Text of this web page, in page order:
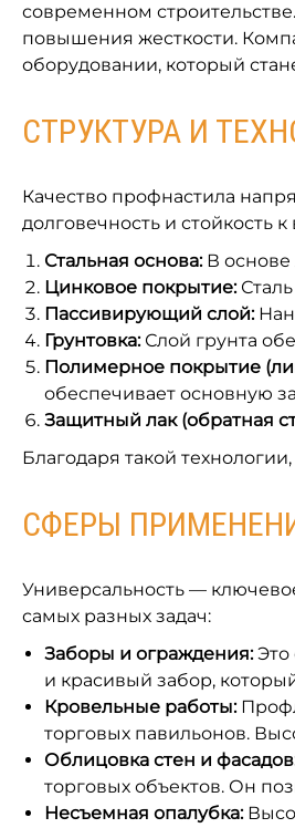
современном
повышения жесткости.
оборудовании, который
СТРУКТУРА И
Качество профнастила
долговечность и стойкость
Стальная основа:В основе
Цинковое покрытие:
Пассивирующий слой:
Грунтовка:Слой грунта
Полимерное покрытие
обеспечивает основную
Защитный лак (обратная
Благодаря такой
СФЕРЫ
Универсальность —
самых разных задач:
Заборы и ограждения:Это
и красивый забор,
Кровельные работы:
торговых павильонов.
Облицовка стен и
торговых объектов. Он
Несъемная опалубка: